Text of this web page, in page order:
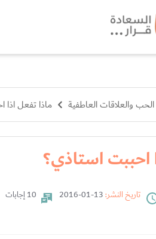
الحب والعلاقات العاطفية ماذا تفعل
احببت استاذي؟
تاريخ النشر: 10 إجابات